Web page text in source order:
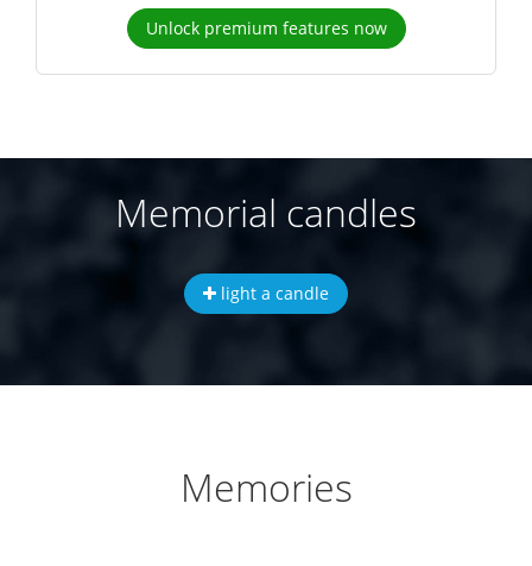
Unlock premium features now
Memorial candles
light a candle
Memories